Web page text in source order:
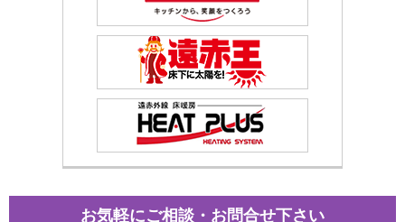
お気軽にご相談・お問合せ下さい